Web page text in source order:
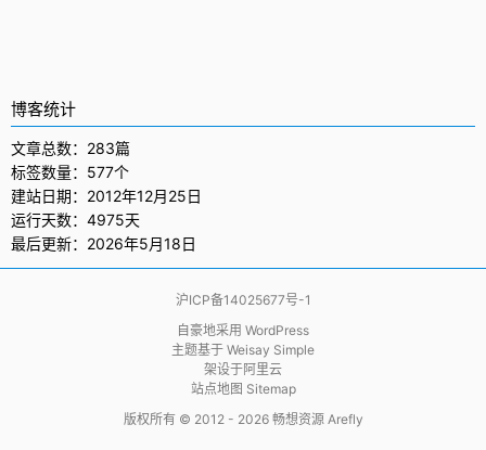
博客统计
文章总数：283篇
标签数量：577个
建站日期：2012年12月25日
运行天数：4975天
最后更新：2026年5月18日
沪ICP备14025677号-1
自豪地采用 WordPress
主题基于 Weisay Simple
架设于阿里云
站点地图 Sitemap
版权所有 © 2012 - 2026 畅想资源 Arefly